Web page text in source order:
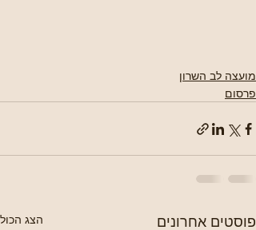
מועצה לב השרון
פרסום
פוסטים אחרונים הצג הכול